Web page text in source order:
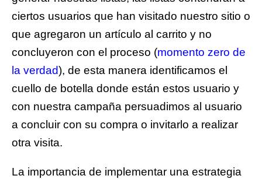
ciertos usuarios que han visitado nuestro sitio o
que agregaron un artículo al carrito y no
concluyeron con el proceso (momento zero de
la verdad), de esta manera identificamos el
cuello de botella donde están estos usuario y
con nuestra campaña persuadimos al usuario
a concluir con su compra o invitarlo a realizar
otra visita.
La importancia de implementar una estrategia